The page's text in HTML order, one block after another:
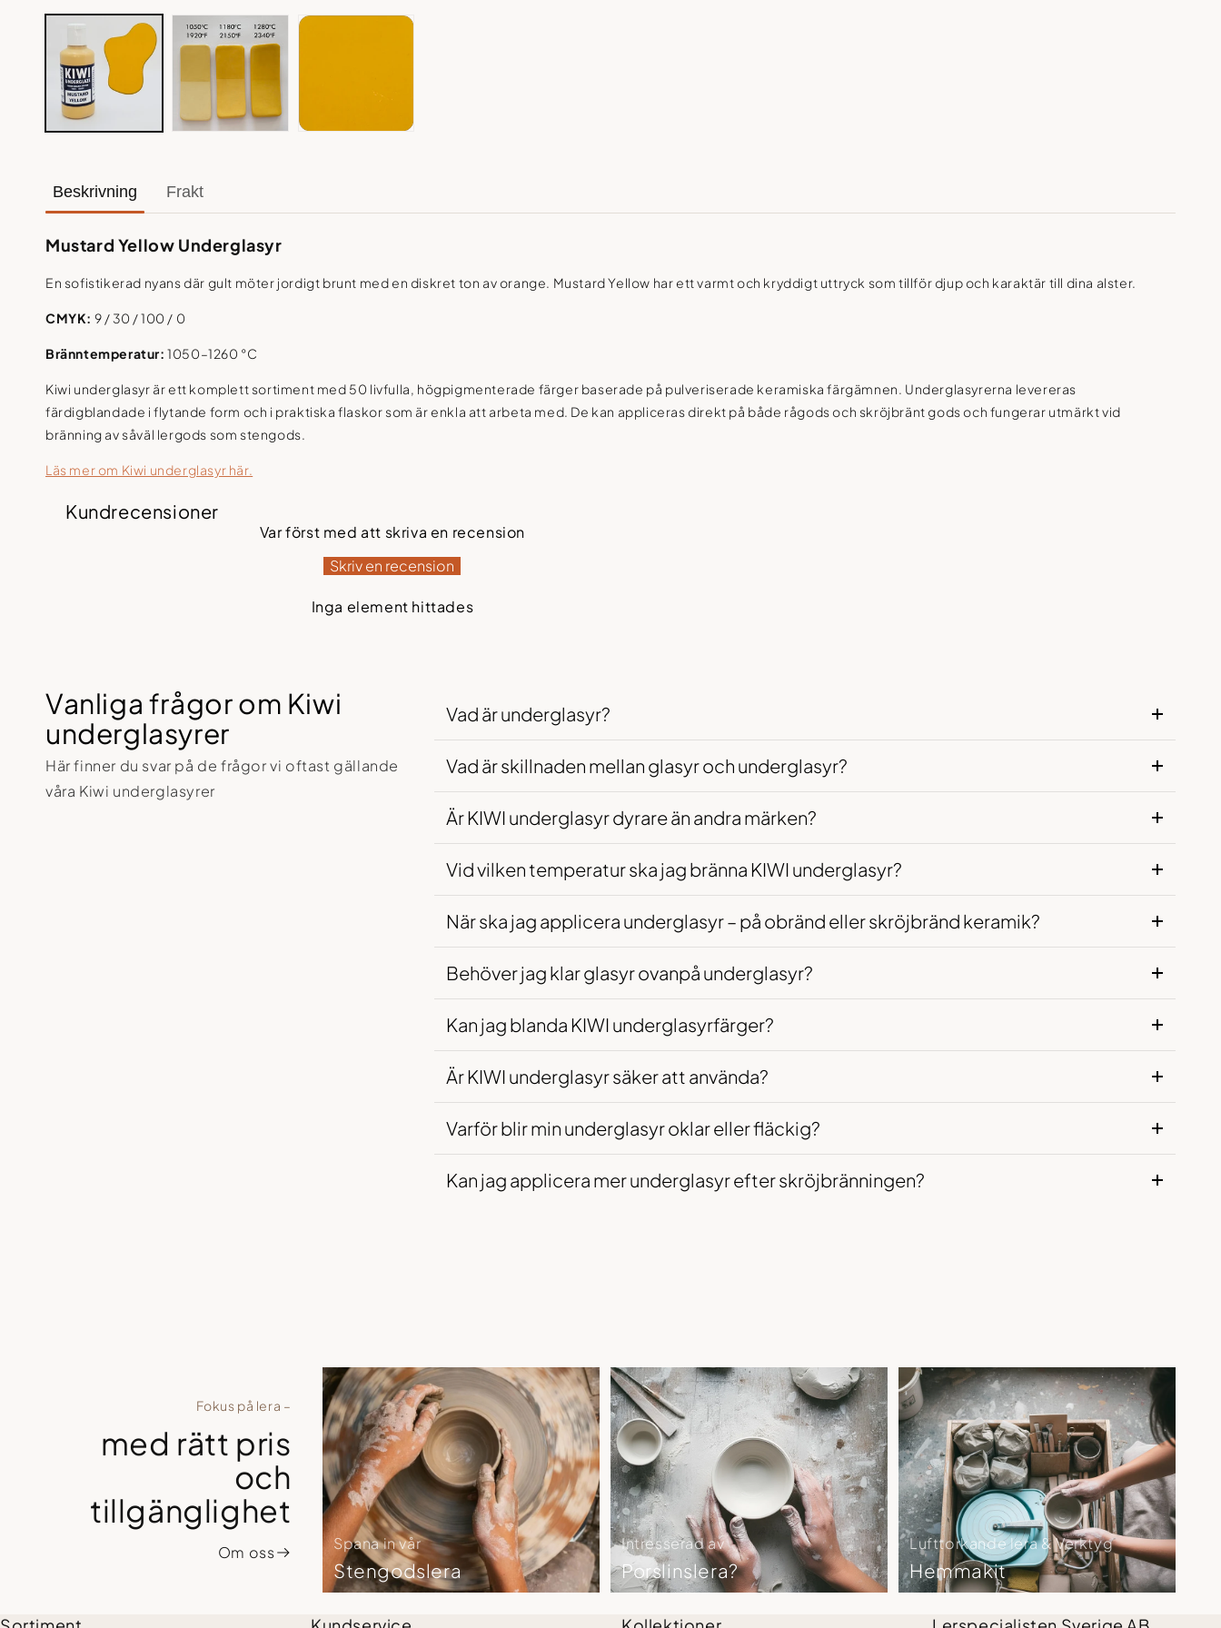
mediet
modalfönster
Beskrivning Frakt
Mustard Yellow Underglasyr
En sofistikerad nyans där gult möter jordigt brunt med en diskret ton av orange. Mustard Yellow har ett varmt och kryddigt uttryck som tillför djup och karaktär till dina alster.
CMYK: 9 / 30 / 100 / 0
Bränntemperatur: 1050–1260 °C
Kiwi underglasyr är ett komplett sortiment med 50 livfulla, högpigmenterade färger baserade på pulveriserade keramiska färgämnen. Underglasyrerna levereras
färdigblandade i flytande form och i praktiska flaskor som är enkla att arbeta med. De kan appliceras direkt på både rågods och skröjbränt gods och fungerar utmärkt vid
bränning av såväl lergods som stengods.
Läs mer om Kiwi underglasyr här.
Kundrecensioner
Var först med att skriva en recension
Skriv en recension
Inga element hittades
Vanliga frågor om Kiwi
underglasyrer
Här finner du svar på de frågor vi oftast gällande
våra Kiwi underglasyrer
Vad är underglasyr?
Vad är skillnaden mellan glasyr och underglasyr?
Är KIWI underglasyr dyrare än andra märken?
Vid vilken temperatur ska jag bränna KIWI underglasyr?
När ska jag applicera underglasyr – på obränd eller skröjbränd keramik?
Behöver jag klar glasyr ovanpå underglasyr?
Kan jag blanda KIWI underglasyrfärger?
Är KIWI underglasyr säker att använda?
Varför blir min underglasyr oklar eller fläckig?
Kan jag applicera mer underglasyr efter skröjbränningen?
Fokus på lera –
med rätt pris
och
tillgänglighet
Om oss Spana in vår
Stengodslera
Intresserad av
Porslinslera?
Lufttorkande lera & Verktyg
Hemmakit